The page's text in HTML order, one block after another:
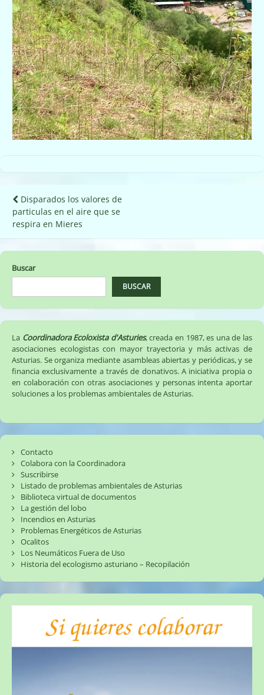
Navegación
de
entradas
Disparados los valores de
particulas en el aire que se
respira en Mieres
Buscar
BUSCAR
La Coordinadora Ecoloxista d'Asturies, creada en 1987, es una de las
asociaciones ecologistas con mayor trayectoria y más activas de
Asturias. Se organiza mediante asambleas abiertas y periódicas, y se
financia exclusivamente a través de donativos. A iniciativa propia o
en colaboración con otras asociaciones y personas intenta aportar
soluciones a los problemas ambientales de Asturias.
Contacto
Colabora con la Coordinadora
Suscribirse
Listado de problemas ambientales de Asturias
Biblioteca virtual de documentos
La gestión del lobo
Incendios en Asturias
Problemas Energéticos de Asturias
Ocalitos
Los Neumáticos Fuera de Uso
Historia del ecologismo asturiano – Recopilación